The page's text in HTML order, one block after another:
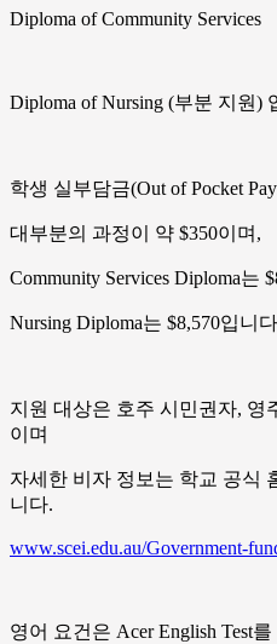
Diploma of Community Services
Diploma of Nursing (부분 지원)
학생 실부담금(Out of Pocket
대부분의 과정이 약 $350이며,
Community Services Diploma는
Nursing Diploma는 $8,570입니
지원 대상은 호주 시민권자, 영
이며
자세한 비자 정보는 학교 공식
니다.
www.scei.edu.au/Government-
영어 요건은 Acer English Test